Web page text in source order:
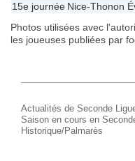
15e journée Nice-Thonon
Photos utilisées avec
les joueuses publiées par
Actualités de Seconde
Saison en cours en
Historique/Palmarès